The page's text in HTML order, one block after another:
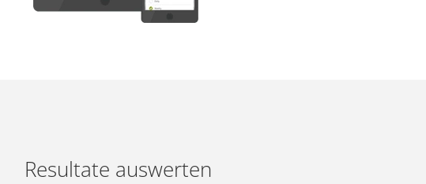
Resultate auswerten